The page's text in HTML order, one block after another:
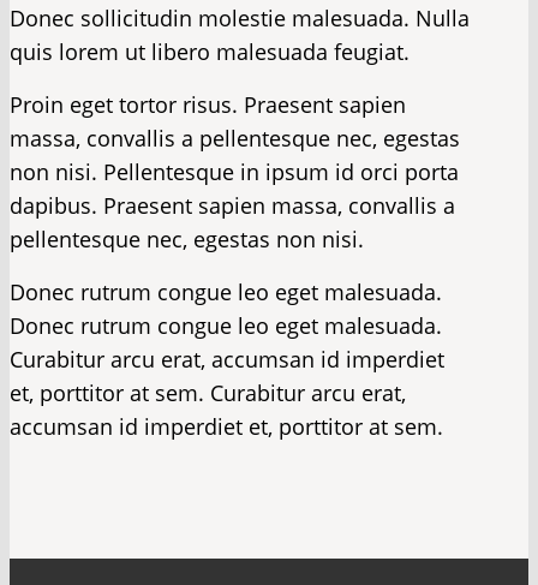
Donec sollicitudin molestie malesuada. Nulla
quis lorem ut libero malesuada feugiat.
Proin eget tortor risus. Praesent sapien
massa, convallis a pellentesque nec, egestas
non nisi. Pellentesque in ipsum id orci porta
dapibus. Praesent sapien massa, convallis a
pellentesque nec, egestas non nisi.
Donec rutrum congue leo eget malesuada.
Donec rutrum congue leo eget malesuada.
Curabitur arcu erat, accumsan id imperdiet
et, porttitor at sem. Curabitur arcu erat,
accumsan id imperdiet et, porttitor at sem.